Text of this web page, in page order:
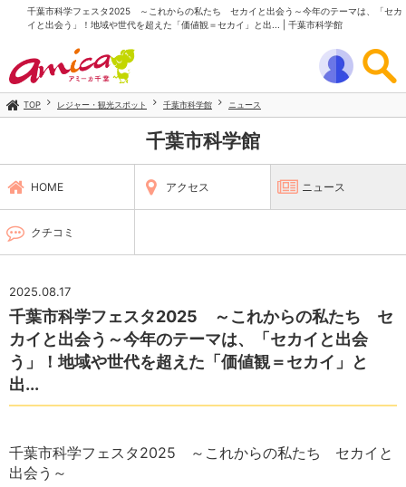
千葉市科学フェスタ2025 ～これからの私たち セカイと出会う～今年のテーマは、「セカ
イと出会う」！地域や世代を超えた「価値観＝セカイ」と出... | 千葉市科学館
TOP レジャー・観光スポット 千葉市科学館 ニュース
千葉市科学館
HOME アクセス ニュース
クチコミ
2025.08.17
千葉市科学フェスタ2025 ～これからの私たち セ
カイと出会う～今年のテーマは、「セカイと出会
う」！地域や世代を超えた「価値観＝セカイ」と
出...
千葉市科学フェスタ2025 ～これからの私たち セカイと
出会う～